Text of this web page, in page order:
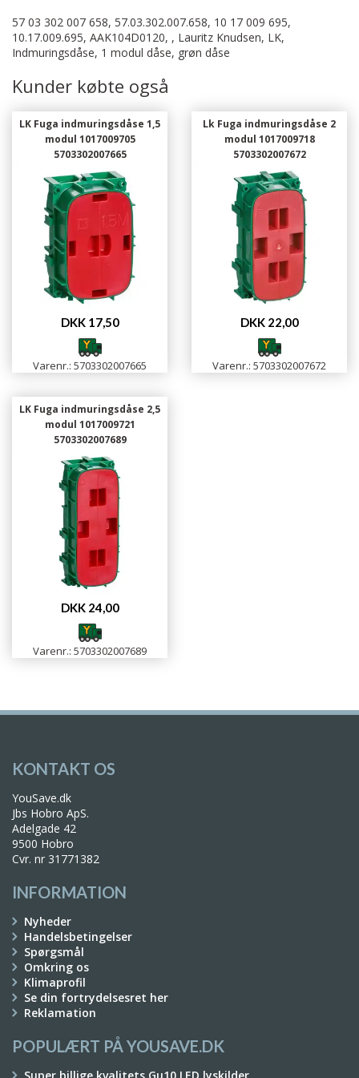
57 03 302 007 658, 57.03.302.007.658, 10 17 009 695,
10.17.009.695, AAK104D0120, , Lauritz Knudsen, LK,
Indmuringsdåse, 1 modul dåse, grøn dåse
Kunder købte også
LK Fuga indmuringsdåse 1,5
modul 1017009705
5703302007665
DKK 17,50
Varenr.: 5703302007665
Lk Fuga indmuringsdåse 2
modul 1017009718
5703302007672
DKK 22,00
Varenr.: 5703302007672
LK Fuga indmuringsdåse 2,5
modul 1017009721
5703302007689
DKK 24,00
Varenr.: 5703302007689
KONTAKT OS
YouSave.dk
Jbs Hobro ApS.
Adelgade 42
9500 Hobro
Cvr. nr 31771382
INFORMATION
Nyheder
Handelsbetingelser
Spørgsmål
Omkring os
Klimaprofil
Se din fortrydelsesret her
Reklamation
POPULÆRT PÅ YOUSAVE.DK
Super billige kvalitets Gu10 LED lyskilder